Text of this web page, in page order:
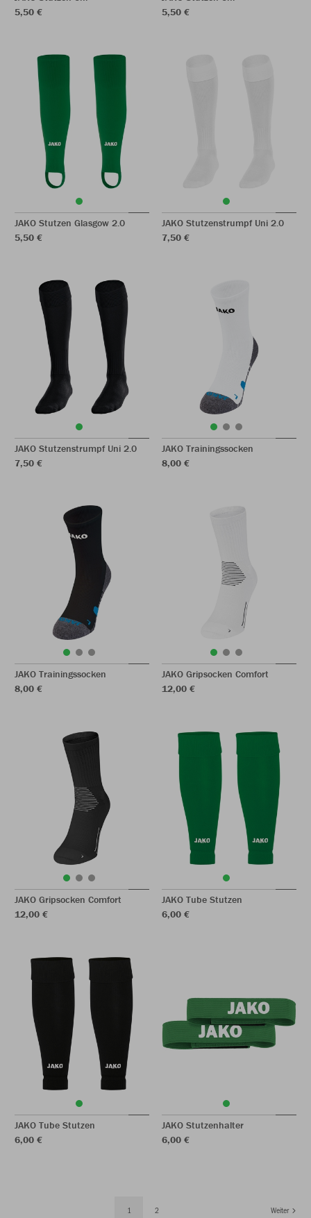
5,50 €
5,50 €
JAKO Stutzen Glasgow 2.0
5,50 €
JAKO Stutzenstrumpf Uni 2.0
7,50 €
JAKO Stutzenstrumpf Uni 2.0
7,50 €
JAKO Trainingssocken
8,00 €
JAKO Trainingssocken
8,00 €
JAKO Gripsocken Comfort
12,00 €
JAKO Gripsocken Comfort
12,00 €
JAKO Tube Stutzen
6,00 €
JAKO Tube Stutzen
6,00 €
JAKO Stutzenhalter
6,00 €
1 2 Weiter